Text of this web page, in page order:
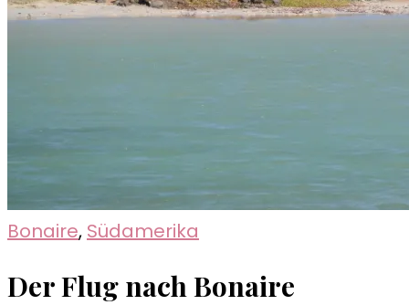
Bonaire, Südamerika
Der Flug nach Bonaire